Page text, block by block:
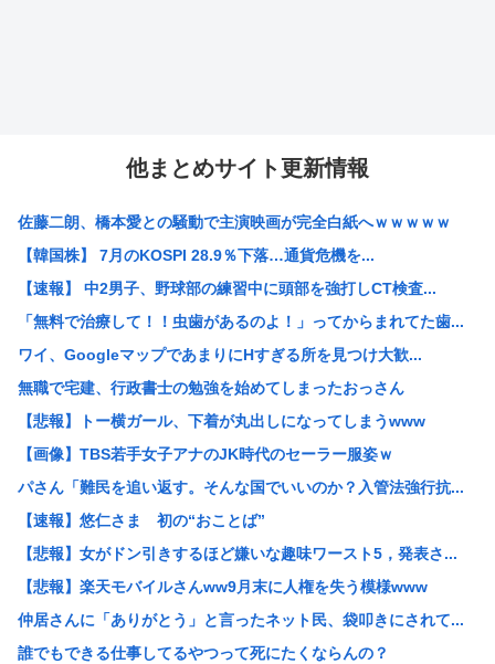
他まとめサイト更新情報
佐藤二朗、橋本愛との騒動で主演映画が完全白紙へｗｗｗｗｗ
【韓国株】 7月のKOSPI 28.9％下落…通貨危機を...
【速報】 中2男子、野球部の練習中に頭部を強打しCT検査...
「無料で治療して！！虫歯があるのよ！」ってからまれてた歯...
ワイ、GoogleマップであまりにΗすぎる所を見つけ大歓...
無職で宅建、行政書士の勉強を始めてしまったおっさん
【悲報】トー横ガール、下着が丸出しになってしまうwww
【画像】TBS若手女子アナのJK時代のセーラー服姿ｗ
パさん「難民を追い返す。そんな国でいいのか？入管法強行抗...
【速報】悠仁さま 初の“おことば”
【悲報】女がドン引きするほど嫌いな趣味ワースト5，発表さ...
【悲報】楽天モバイルさんww9月末に人権を失う模様www
仲居さんに「ありがとう」と言ったネット民、袋叩きにされて...
誰でもできる仕事してるやつって死にたくならんの？